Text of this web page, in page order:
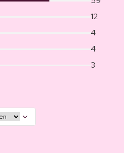
12
4
4
3